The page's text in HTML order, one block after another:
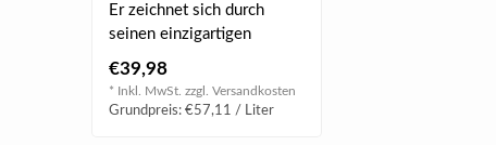
Er zeichnet sich durch
seinen einzigartigen
aus und wird..
€39,98
* Inkl. MwSt. zzgl. Versandkosten
Grundpreis: €57,11 / Liter